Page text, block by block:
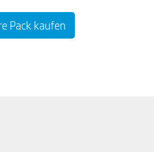
Pack kaufen